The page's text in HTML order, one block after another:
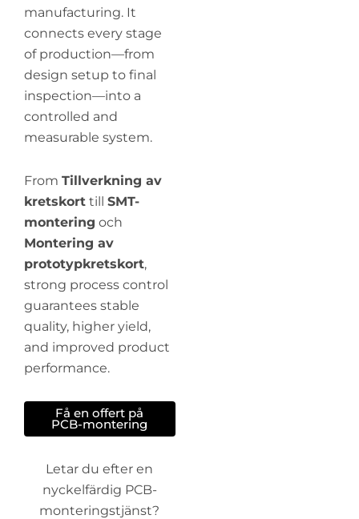
manufacturing. It
connects every stage
of production—from
design setup to final
inspection—into a
controlled and
measurable system.
From Tillverkning av
kretskort till SMT-
montering och
Montering av
prototypkretskort,
strong process control
guarantees stable
quality, higher yield,
and improved product
performance.
Få en offert på
PCB-montering
Letar du efter en
nyckelfärdig PCB-
monteringstjänst?